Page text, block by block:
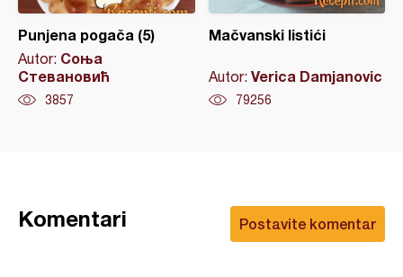
Punjena pogača (5)
Autor: Соња
Стевановић
3857
Mačvanski listići
Autor: Verica Damjanovic
79256
Postavite komentar
Komentari